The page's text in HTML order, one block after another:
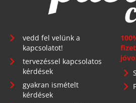
vedd fel velünk a
kapcsolatot!
tervezéssel kapcsolatos
kérdések
gyakran ismételt
kérdések